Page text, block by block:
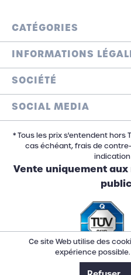
CATÉGORIES
INFORMATIONS
SOCIÉTÉ
SOCIAL MEDIA
* Tous les prix s'entendent hors
cas échéant, frais de
Vente uniquement
Ce site Web utilise des
expérience possible.